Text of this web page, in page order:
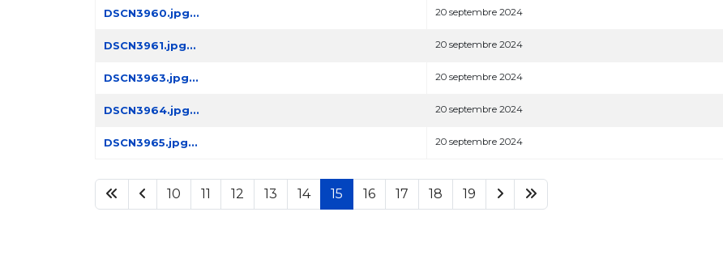
DSCN3960.jpg... 20 septembre 2024
DSCN3961.jpg... 20 septembre 2024
DSCN3963.jpg... 20 septembre 2024
DSCN3964.jpg... 20 septembre 2024
DSCN3965.jpg... 20 septembre 2024
10 11 12 13 14 15 16 17 18 19